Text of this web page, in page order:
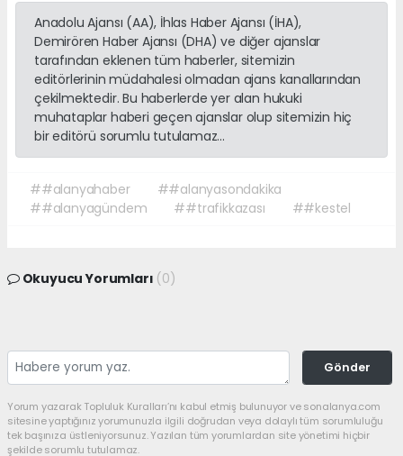
Anadolu Ajansı (AA), İhlas Haber Ajansı (İHA),
Demirören Haber Ajansı (DHA) ve diğer ajanslar
tarafından eklenen tüm haberler, sitemizin
editörlerinin müdahalesi olmadan ajans kanallarından
çekilmektedir. Bu haberlerde yer alan hukuki
muhataplar haberi geçen ajanslar olup sitemizin hiç
bir editörü sorumlu tutulamaz...
##alanyahaber
##alanyasondakika
##alanyagündem
##trafikkazası ##kestel
Okuyucu Yorumları (0)
Gönder
Yorum yazarak Topluluk Kuralları’nı kabul etmiş bulunuyor ve sonalanya.com
sitesine yaptığınız yorumunuzla ilgili doğrudan veya dolaylı tüm sorumluluğu
tek başınıza üstleniyorsunuz. Yazılan tüm yorumlardan site yönetimi hiçbir
şekilde sorumlu tutulamaz.